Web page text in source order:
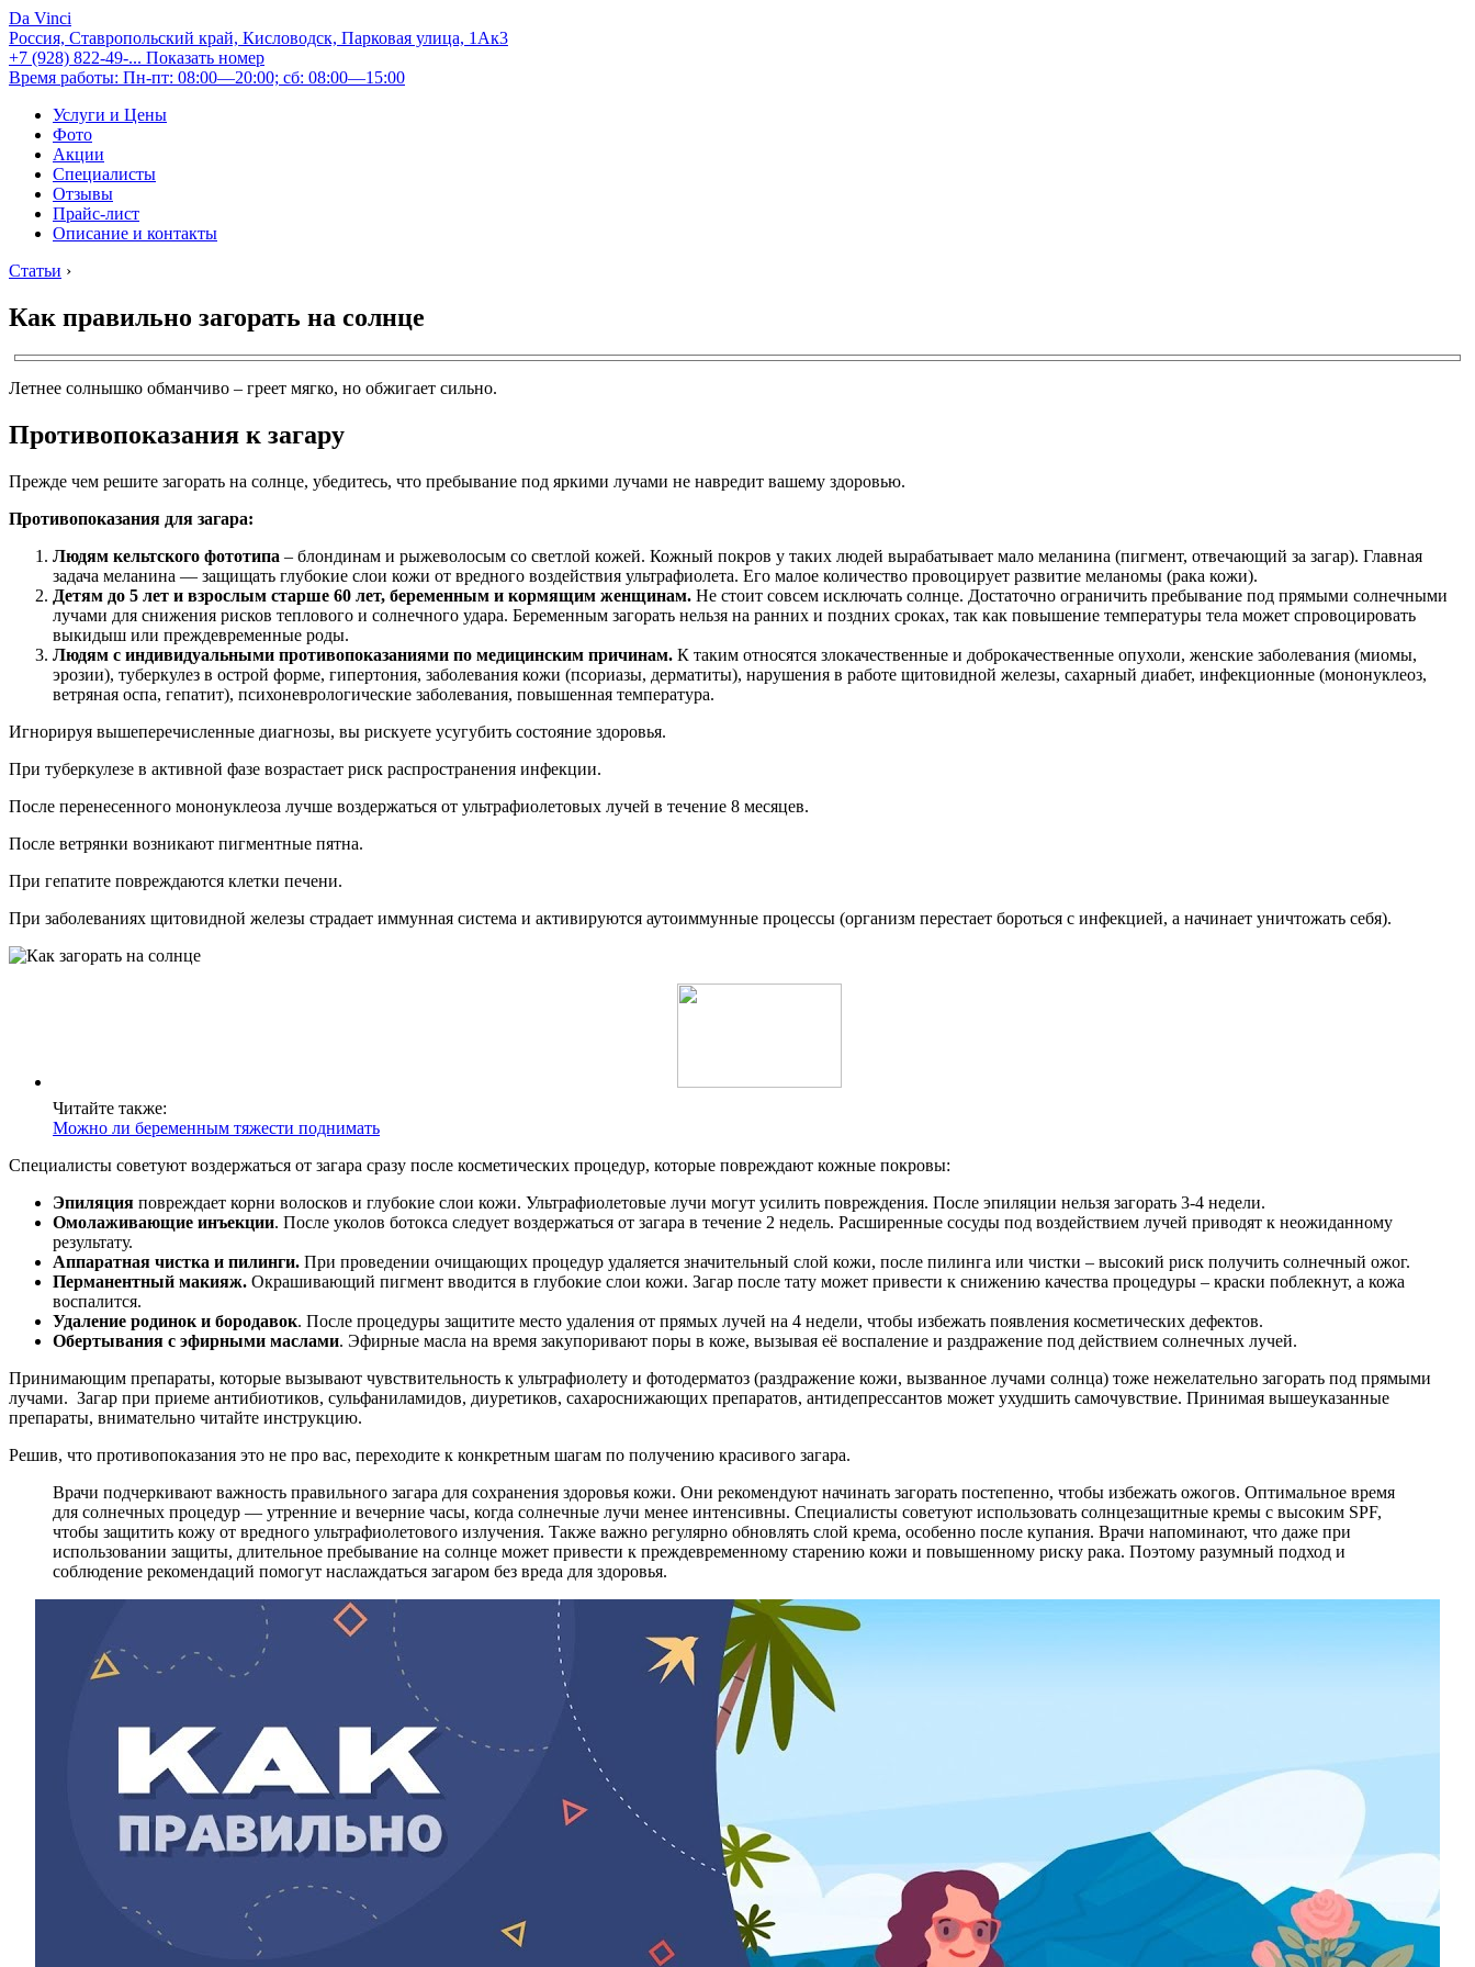
Da Vinci
Россия, Ставропольский край, Кисловодск, Парковая улица, 1Ак3
+7 (928) 822-49-... Показать номер
Время работы: Пн-пт: 08:00—20:00; сб: 08:00—15:00
Услуги и Цены
Фото
Акции
Специалисты
Отзывы
Прайс-лист
Описание и контакты
Статьи ›
Как правильно загорать на солнце
Летнее солнышко обманчиво – греет мягко, но обжигает сильно.
Противопоказания к загару
Прежде чем решите загорать на солнце, убедитесь, что пребывание под яркими лучами не навредит вашему здоровью.
Противопоказания для загара:
Людям кельтского фототипа – блондинам и рыжеволосым со светлой кожей. Кожный покров у таких людей вырабатывает мало меланина (пигмент, отвечающий за загар). Главная
задача меланина — защищать глубокие слои кожи от вредного воздействия ультрафиолета. Его малое количество провоцирует развитие меланомы (рака кожи).
Детям до 5 лет и взрослым старше 60 лет, беременным и кормящим женщинам. Не стоит совсем исключать солнце. Достаточно ограничить пребывание под прямыми солнечными
лучами для снижения рисков теплового и солнечного удара. Беременным загорать нельзя на ранних и поздних сроках, так как повышение температуры тела может спровоцировать
выкидыш или преждевременные роды.
Людям с индивидуальными противопоказаниями по медицинским причинам. К таким относятся злокачественные и доброкачественные опухоли, женские заболевания (миомы,
эрозии), туберкулез в острой форме, гипертония, заболевания кожи (псориазы, дерматиты), нарушения в работе щитовидной железы, сахарный диабет, инфекционные (мононуклеоз,
ветряная оспа, гепатит), психоневрологические заболевания, повышенная температура.
Игнорируя вышеперечисленные диагнозы, вы рискуете усугубить состояние здоровья.
При туберкулезе в активной фазе возрастает риск распространения инфекции.
После перенесенного мононуклеоза лучше воздержаться от ультрафиолетовых лучей в течение 8 месяцев.
После ветрянки возникают пигментные пятна.
При гепатите повреждаются клетки печени.
При заболеваниях щитовидной железы страдает иммунная система и активируются аутоиммунные процессы (организм перестает бороться с инфекцией, а начинает уничтожать себя).
Читайте также:
Можно ли беременным тяжести поднимать
Специалисты советуют воздержаться от загара сразу после косметических процедур, которые повреждают кожные покровы:
Эпиляция повреждает корни волосков и глубокие слои кожи. Ультрафиолетовые лучи могут усилить повреждения. После эпиляции нельзя загорать 3-4 недели.
Омолаживающие инъекции. После уколов ботокса следует воздержаться от загара в течение 2 недель. Расширенные сосуды под воздействием лучей приводят к неожиданному
результату.
Аппаратная чистка и пилинги. При проведении очищающих процедур удаляется значительный слой кожи, после пилинга или чистки – высокий риск получить солнечный ожог.
Перманентный макияж. Окрашивающий пигмент вводится в глубокие слои кожи. Загар после тату может привести к снижению качества процедуры – краски поблекнут, а кожа
воспалится.
Удаление родинок и бородавок. После процедуры защитите место удаления от прямых лучей на 4 недели, чтобы избежать появления косметических дефектов.
Обертывания с эфирными маслами. Эфирные масла на время закупоривают поры в коже, вызывая её воспаление и раздражение под действием солнечных лучей.
Принимающим препараты, которые вызывают чувствительность к ультрафиолету и фотодерматоз (раздражение кожи, вызванное лучами солнца) тоже нежелательно загорать под прямыми
лучами. Загар при приеме антибиотиков, сульфаниламидов, диуретиков, сахароснижающих препаратов, антидепрессантов может ухудшить самочувствие. Принимая вышеуказанные
препараты, внимательно читайте инструкцию.
Решив, что противопоказания это не про вас, переходите к конкретным шагам по получению красивого загара.
Врачи подчеркивают важность правильного загара для сохранения здоровья кожи. Они рекомендуют начинать загорать постепенно, чтобы избежать ожогов. Оптимальное время
для солнечных процедур — утренние и вечерние часы, когда солнечные лучи менее интенсивны. Специалисты советуют использовать солнцезащитные кремы с высоким SPF,
чтобы защитить кожу от вредного ультрафиолетового излучения. Также важно регулярно обновлять слой крема, особенно после купания. Врачи напоминают, что даже при
использовании защиты, длительное пребывание на солнце может привести к преждевременному старению кожи и повышенному риску рака. Поэтому разумный подход и
соблюдение рекомендаций помогут наслаждаться загаром без вреда для здоровья.